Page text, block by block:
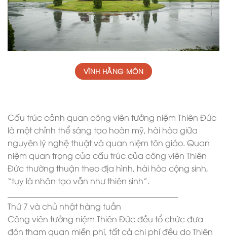
VĨNH HẰNG MÔN
Cấu trúc cảnh quan công viên tưởng niệm Thiên Đức
là một chỉnh thể sáng tạo hoàn mỹ, hài hòa giữa
nguyên lý nghệ thuật và quan niệm tôn giáo. Quan
niệm quan trọng của cấu trúc của công viên Thiên
Đức thường thuận theo địa hình, hài hòa cộng sinh,
“tuy là nhân tạo vẫn như thiên sinh”.
Thứ 7 và chủ nhật hàng tuần
Công viên tưởng niệm Thiên Đức đều tổ chức đưa
đón tham quan miễn phí, tất cả chi phí đều do Thiên